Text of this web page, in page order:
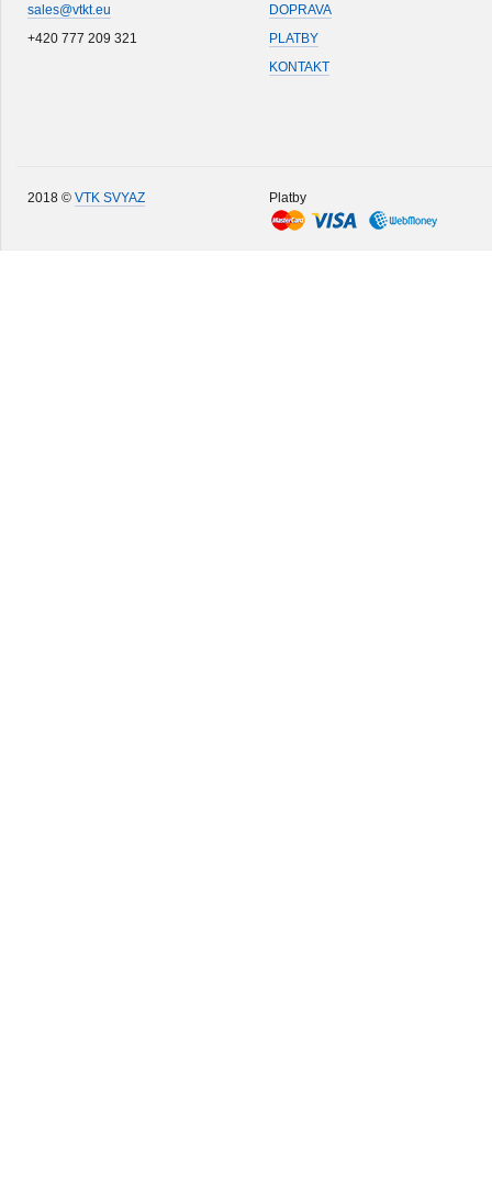
sales@vtkt.eu
+420 777 209 321
DOPRAVA
PLATBY
KONTAKT
2018 © VTK SVYAZ Platby